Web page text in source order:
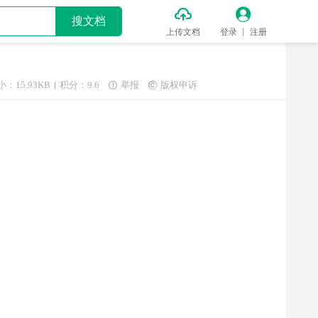
搜文档 
上传文档

登录 注册
：15.93KB 积分：9.6  举报  版权申诉